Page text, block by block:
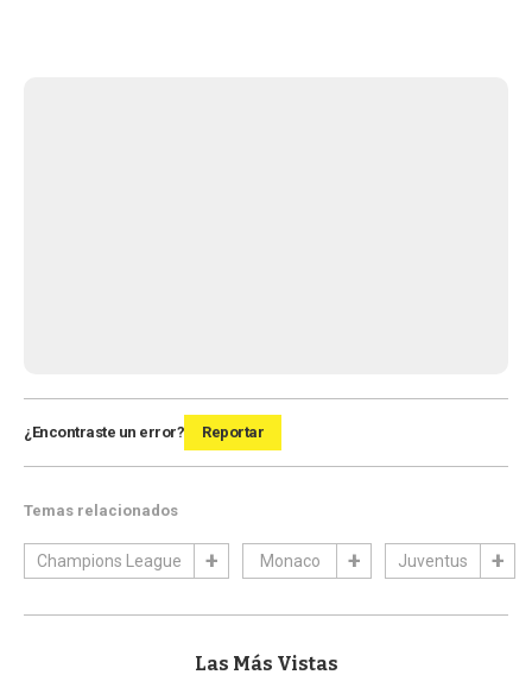
¿Encontraste un error? Reportar
Temas relacionados
Champions League Monaco Juventus
Las Más Vistas